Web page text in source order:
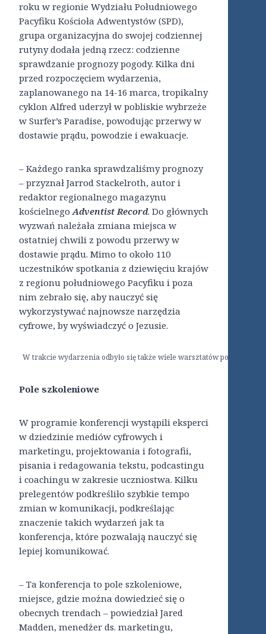
roku w regionie Wydziału Południowego
Pacyfiku Kościoła Adwentystów (SPD),
grupa organizacyjna do swojej codziennej
rutyny dodała jedną rzecz: codzienne
sprawdzanie prognozy pogody. Kilka dni
przed rozpoczęciem wydarzenia,
zaplanowanego na 14-16 marca, tropikalny
cyklon Alfred uderzył w pobliskie wybrzeże
w Surfer’s Paradise, powodując przerwy w
dostawie prądu, powodzie i ewakuacje.
– Każdego ranka sprawdzaliśmy prognozy
– przyznał Jarrod Stackelroth, autor i
redaktor regionalnego magazynu
kościelnegoAdventist Record. Do głównych
wyzwań należała zmiana miejsca w
ostatniej chwili z powodu przerwy w
dostawie prądu. Mimo to około 110
uczestników spotkania z dziewięciu krajów
z regionu południowego Pacyfiku i poza
nim zebrało się, aby nauczyć się
wykorzystywać najnowsze narzędzia
cyfrowe, by wyświadczyć o Jezusie.
W trakcie wydarzenia odbyło się także wiele warsztatów
Pole szkoleniowe
W programie konferencji wystąpili eksperci
w dziedzinie mediów cyfrowych i
marketingu, projektowania i fotografii,
pisania i redagowania tekstu, podcastingu
i coachingu w zakresie uczniostwa. Kilku
prelegentów podkreśliło szybkie tempo
zmian w komunikacji, podkreślając
znaczenie takich wydarzeń jak ta
konferencja, które pozwalają nauczyć się
lepiej komunikować.
– Ta konferencja to pole szkoleniowe,
miejsce, gdzie można dowiedzieć się o
obecnych trendach – powiedział Jared
Madden, menedżer ds. marketingu,